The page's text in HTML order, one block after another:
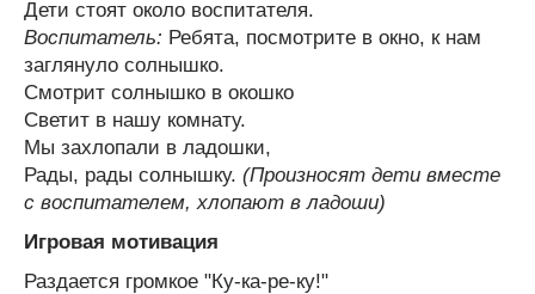
Дети стоят около воспитателя.
Воспитатель: Ребята, посмотрите в окно, к нам
заглянуло солнышко.
Смотрит солнышко в окошко
Светит в нашу комнату.
Мы захлопали в ладошки,
Рады, рады солнышку. (Произносят дети вместе
с воспитателем, хлопают в ладоши)
Игровая мотивация
Раздается громкое "Ку-ка-ре-ку!"